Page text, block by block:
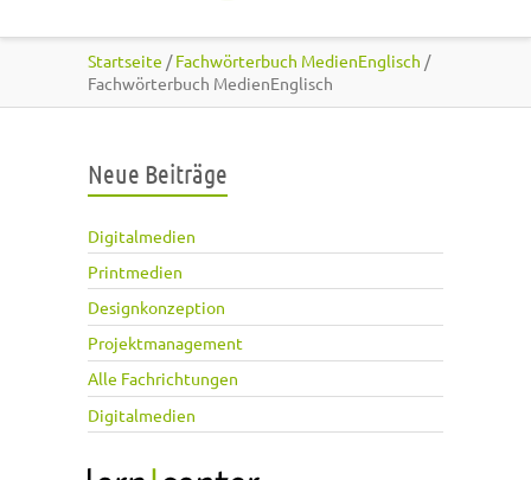
Startseite /Fachwörterbuch MedienEnglisch /
Fachwörterbuch MedienEnglisch
Neue Beiträge
Digitalmedien
Printmedien
Designkonzeption
Projektmanagement
Alle Fachrichtungen
Digitalmedien